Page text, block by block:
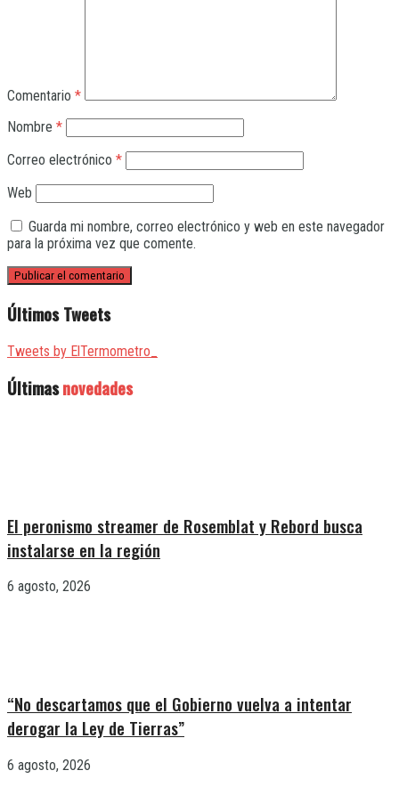
Comentario *
Nombre *
Correo electrónico *
Web
Guarda mi nombre, correo electrónico y web en este navegador
para la próxima vez que comente.
Últimos Tweets
Tweets by ElTermometro_
Últimasnovedades
El peronismo streamer de Rosemblat y Rebord busca
instalarse en la región
6 agosto, 2026
“No descartamos que el Gobierno vuelva a intentar
derogar la Ley de Tierras”
6 agosto, 2026